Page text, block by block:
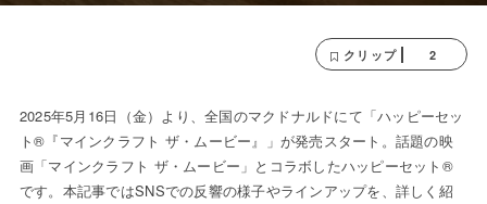
クリップ 2
2025年5月16日（金）より、全国のマクドナルドにて「ハッピーセッ
ト®『マインクラフト ザ・ムービー』」が発売スタート。話題の映
画「マインクラフト ザ・ムービー」とコラボしたハッピーセット®
です。本記事ではSNSでの反響の様子やラインアップを、詳しく紹